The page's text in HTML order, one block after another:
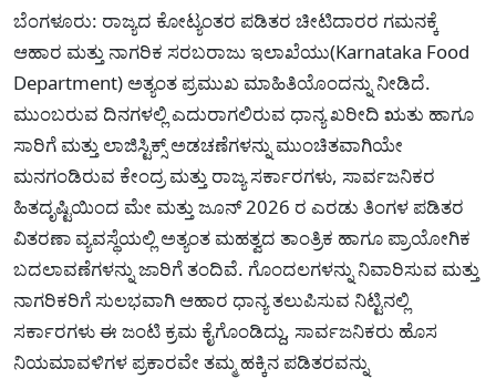
ಬೆಂಗಳೂರು: ರಾಜ್ಯದ ಕೋಟ್ಯಂತರ ಪಡಿತರ ಚೀಟಿದಾರರ ಗಮನಕ್ಕೆ
ಆಹಾರ ಮತ್ತು ನಾಗರಿಕ ಸರಬರಾಜು ಇಲಾಖೆಯು(Karnataka Food
Department) ಅತ್ಯಂತ ಪ್ರಮುಖ ಮಾಹಿತಿಯೊಂದನ್ನು ನೀಡಿದೆ.
ಮುಂಬರುವ ದಿನಗಳಲ್ಲಿ ಎದುರಾಗಲಿರುವ ಧಾನ್ಯ ಖರೀದಿ ಋತು ಹಾಗೂ
ಸಾರಿಗೆ ಮತ್ತು ಲಾಜಿಸ್ಟಿಕ್ಸ್ ಅಡಚಣೆಗಳನ್ನು ಮುಂಚಿತವಾಗಿಯೇ
ಮನಗಂಡಿರುವ ಕೇಂದ್ರ ಮತ್ತು ರಾಜ್ಯ ಸರ್ಕಾರಗಳು, ಸಾರ್ವಜನಿಕರ
ಹಿತದೃಷ್ಟಿಯಿಂದ ಮೇ ಮತ್ತು ಜೂನ್ 2026 ರ ಎರಡು ತಿಂಗಳ ಪಡಿತರ
ವಿತರಣಾ ವ್ಯವಸ್ಥೆಯಲ್ಲಿ ಅತ್ಯಂತ ಮಹತ್ವದ ತಾಂತ್ರಿಕ ಹಾಗೂ ಪ್ರಾಯೋಗಿಕ
ಬದಲಾವಣೆಗಳನ್ನು ಜಾರಿಗೆ ತಂದಿವೆ. ಗೊಂದಲಗಳನ್ನು ನಿವಾರಿಸುವ ಮತ್ತು
ನಾಗರಿಕರಿಗೆ ಸುಲಭವಾಗಿ ಆಹಾರ ಧಾನ್ಯ ತಲುಪಿಸುವ ನಿಟ್ಟಿನಲ್ಲಿ
ಸರ್ಕಾರಗಳು ಈ ಜಂಟಿ ಕ್ರಮ ಕೈಗೊಂಡಿದ್ದು, ಸಾರ್ವಜನಿಕರು ಹೊಸ
ನಿಯಮಾವಳಿಗಳ ಪ್ರಕಾರವೇ ತಮ್ಮ ಹಕ್ಕಿನ ಪಡಿತರವನ್ನು